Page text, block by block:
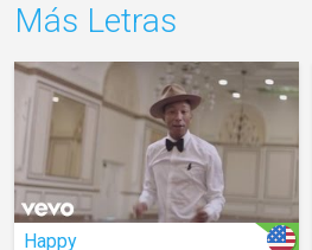
Más Letras
Happy